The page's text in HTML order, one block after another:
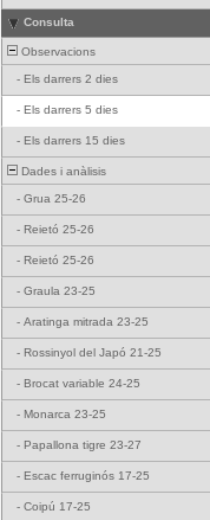
Consulta
Observacions
- Els darrers 2 dies
- Els darrers 5 dies
- Els darrers 15 dies
Dades i anàlisis
- Grua 25-26
- Reietó 25-26
- Reietó 25-26
- Graula 23-25
- Aratinga mitrada 23-25
- Rossinyol del Japó 21-25
- Brocat variable 24-25
- Monarca 23-25
- Papallona tigre 23-27
- Escac ferruginós 17-25
- Coipú 17-25